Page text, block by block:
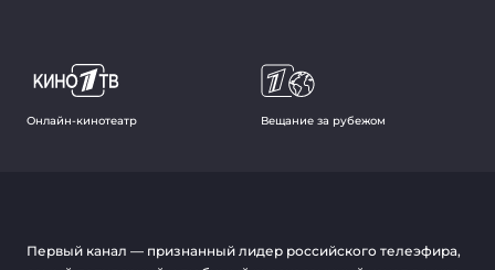
Онлайн-кинотеатр Вещание за рубежом
Первый канал — признанный лидер российского телеэфира,